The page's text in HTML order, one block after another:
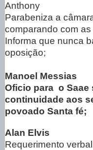
Anthony
Parabeniza a
comparando com as
Informa que nunca
oposição;
Manoel Messias
Oficio para o Saae
continuidade aos
povoado Santa fé;
Alan Elvis
Requerimento